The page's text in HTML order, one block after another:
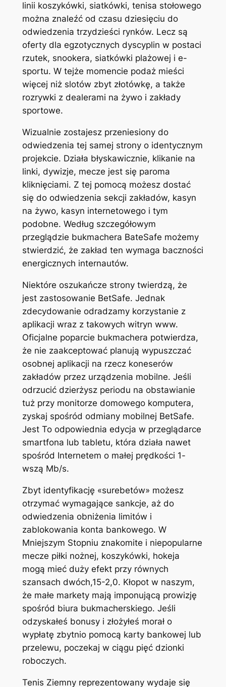
linii koszykówki, siatkówki, tenisa stołowego
można znaleźć od czasu dziesięciu do
odwiedzenia trzydzieści rynków. Lecz są
oferty dla egzotycznych dyscyplin w postaci
rzutek, snookera, siatkówki plażowej i e-
sportu. W tejże momencie podaż mieści
więcej niż slotów zbyt złotówkę, a także
rozrywki z dealerami na żywo i zakłady
sportowe.
Wizualnie zostajesz przeniesiony do
odwiedzenia tej samej strony o identycznym
projekcie. Działa błyskawicznie, klikanie na
linki, dywizje, mecze jest się paroma
kliknięciami. Z tej pomocą możesz dostać
się do odwiedzenia sekcji zakładów, kasyn
na żywo, kasyn internetowego i tym
podobne. Według szczegółowym
przeglądzie bukmachera BateSafe możemy
stwierdzić, że zakład ten wymaga baczności
energicznych internautów.
Niektóre oszukańcze strony twierdzą, że
jest zastosowanie BetSafe. Jednak
zdecydowanie odradzamy korzystanie z
aplikacji wraz z takowych witryn www.
Oficjalne poparcie bukmachera potwierdza,
że nie zaakceptować planują wypuszczać
osobnej aplikacji na rzecz koneserów
zakładów przez urządzenia mobilne. Jeśli
odrzucić dzierżysz periodu na obstawianie
tuż przy monitorze domowego komputera,
zyskaj spośród odmiany mobilnej BetSafe.
Jest To odpowiednia edycja w przeglądarce
smartfona lub tabletu, która działa nawet
spośród Internetem o małej prędkości 1-
wszą Mb/s.
Zbyt identyfikację «surebetów» możesz
otrzymać wymagające sankcje, aż do
odwiedzenia obniżenia limitów i
zablokowania konta bankowego. W
Mniejszym Stopniu znakomite i niepopularne
mecze piłki nożnej, koszykówki, hokeja
mogą mieć duży efekt przy równych
szansach dwóch,15-2,0. Kłopot w naszym,
że małe markety mają imponującą prowizję
spośród biura bukmacherskiego. Jeśli
odzyskałeś bonusy i złożyłeś morał o
wypłatę zbytnio pomocą karty bankowej lub
przelewu, poczekaj w ciągu pięć dzionki
roboczych.
Tenis Ziemny reprezentowany wydaje się